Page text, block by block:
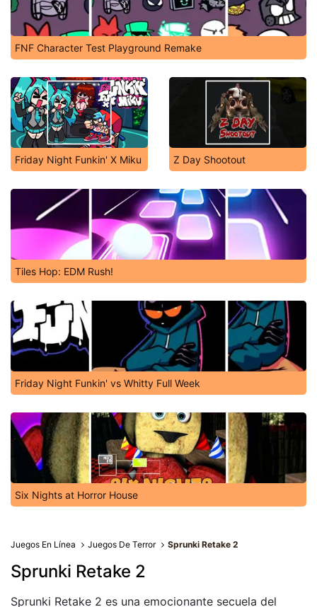
FNF Character Test Playground Remake
Friday Night Funkin' X Miku Z Day Shootout
Tiles Hop: EDM Rush!
Friday Night Funkin' vs Whitty Full Week
Six Nights at Horror House
Juegos En Línea Juegos De Terror Sprunki Retake 2
Sprunki Retake 2
Sprunki Retake 2 es una emocionante secuela del